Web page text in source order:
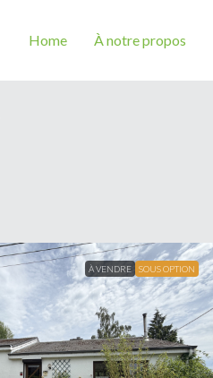
Home À notre propos
À VENDRE SOUS OPTION